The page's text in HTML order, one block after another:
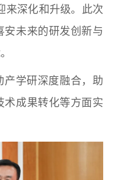
来深化和升级。此次
安未来的研发创新与
产学研深度融合，助
术成果转化等方面实